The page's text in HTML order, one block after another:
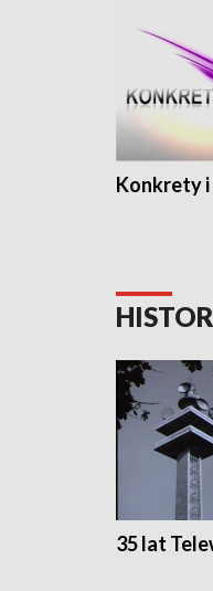
Konkrety i
35 lat